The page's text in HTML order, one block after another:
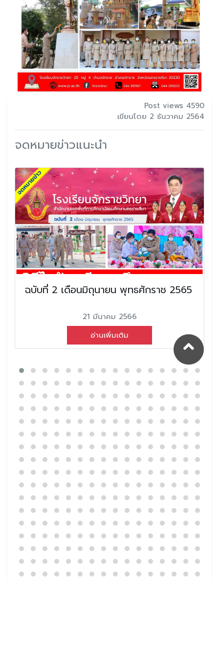
Post views 4590
เขียนโดย 2 ธันวาคม 2564
จดหมายข่าวแนะนำ
ฉบับที่ 2 เดือนมิถุนายน พุทธศักราช 2565
21 มีนาคม 2566
อ่านเพิ่มเติม